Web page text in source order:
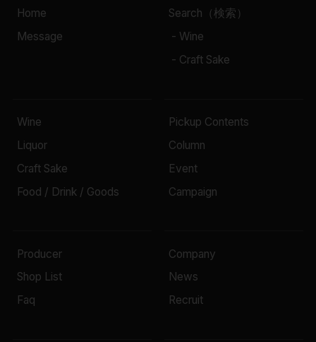
Home
Message
Search（検索）
- Wine
- Craft Sake
Wine
Liquor
Craft Sake
Food / Drink / Goods
Pickup Contents
Column
Event
Campaign
Producer
Shop List
Faq
Company
News
Recruit